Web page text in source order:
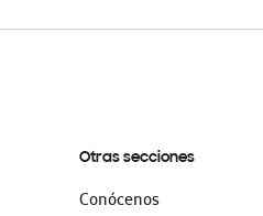
Otras secciones
Conócenos